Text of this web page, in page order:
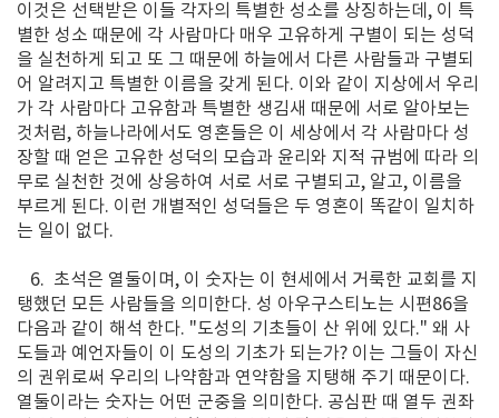
이것은 선택받은 이들 각자의 특별한 성소를 상징하는데, 이 특
별한 성소 때문에 각 사람마다 매우 고유하게 구별이 되는 성덕
을 실천하게 되고 또 그 때문에 하늘에서 다른 사람들과 구별되
어 알려지고 특별한 이름을 갖게 된다. 이와 같이 지상에서 우리
가 각 사람마다 고유함과 특별한 생김새 때문에 서로 알아보는
것처럼, 하늘나라에서도 영혼들은 이 세상에서 각 사람마다 성
장할 때 얻은 고유한 성덕의 모습과 윤리와 지적 규범에 따라 의
무로 실천한 것에 상응하여 서로 서로 구별되고, 알고, 이름을
부르게 된다. 이런 개별적인 성덕들은 두 영혼이 똑같이 일치하
는 일이 없다.
6. 초석은 열둘이며, 이 숫자는 이 현세에서 거룩한 교회를 지
탱했던 모든 사람들을 의미한다. 성 아우구스티노는 시편86을
다음과 같이 해석 한다. "도성의 기초들이 산 위에 있다." 왜 사
도들과 예언자들이 이 도성의 기초가 되는가? 이는 그들이 자신
의 권위로써 우리의 나약함과 연약함을 지탱해 주기 때문이다.
열둘이라는 숫자는 어떤 군중을 의미한다. 공심판 때 열두 권좌